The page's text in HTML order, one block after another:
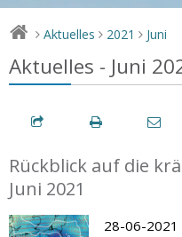
> Aktuelles > 2021 > Juni
Aktuelles - Juni
Rückblick auf die
Juni 2021
28-06-2021